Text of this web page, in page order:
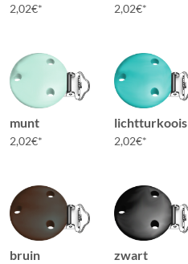
2,02€ 2,02€
munt
2,02€
lichtturkoois
2,02€
bruin zwart